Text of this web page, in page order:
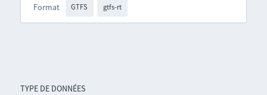
TYPE DE DONNÉES
Format GTFS gtfs-rt